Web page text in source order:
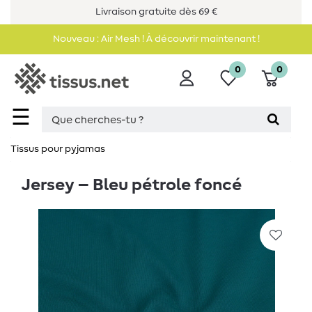
Livraison gratuite dès 69 €
Nouveau : Air Mesh ! À découvrir maintenant !
☰
0 0
Tissus pour pyjamas
Jersey – Bleu pétrole foncé